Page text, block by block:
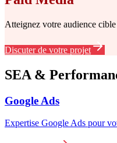
Atteignez votre audience
Discuter de votre projet
SEA &
Google Ads
Expertise Google Ads pour